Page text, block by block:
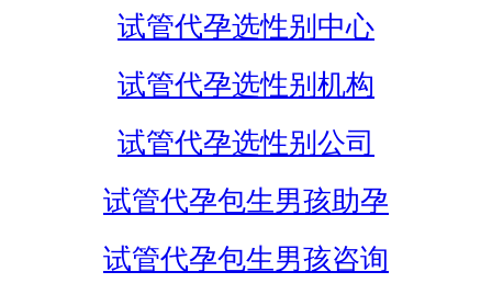
试管代孕选性别中心
试管代孕选性别机构
试管代孕选性别公司
试管代孕包生男孩助孕
试管代孕包生男孩咨询